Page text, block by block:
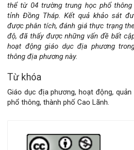
thể từ 04 trường trung học phổ thông
tỉnh Đồng Tháp. Kết quả khảo sát
được phân tích, đánh giá thực trạng
độ, đã thấy được những vấn đề bất
hoạt động giáo dục địa phương
thông địa phương này.
Từ khóa
Giáo dục địa phương, hoạt động,
phổ thông, thành phố Cao Lãnh.